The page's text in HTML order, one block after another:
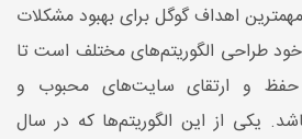
اهداف گوگل برای بهبود مشکلات
طراحی الگوریتم‌های مختلف است تا
حفظ و ارتقای سایت‌های محبوب و
یکی از این الگوریتم‌ها که در سال